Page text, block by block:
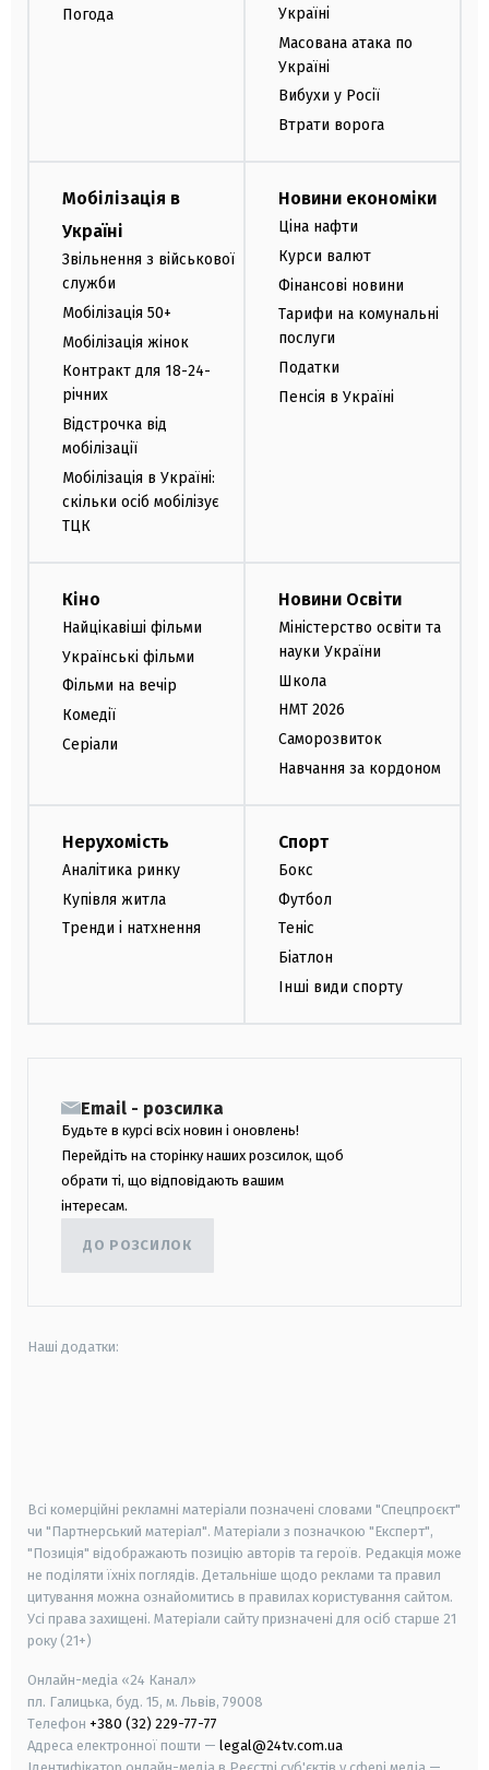
Погода
Україні
Масована атака по
Україні
Вибухи у Росії
Втрати ворога
Мобілізація в
Україні
Звільнення з військової
служби
Мобілізація 50+
Мобілізація жінок
Контракт для 18-24-
річних
Відстрочка від
мобілізації
Мобілізація в Україні:
скільки осіб мобілізує
ТЦК
Новини економіки
Ціна нафти
Курси валют
Фінансові новини
Тарифи на комунальні
послуги
Податки
Пенсія в Україні
Кіно
Найцікавіші фільми
Українські фільми
Фільми на вечір
Комедії
Серіали
Новини Освіти
Міністерство освіти та
науки України
Школа
НМТ 2026
Саморозвиток
Навчання за кордоном
Нерухомість
Аналітика ринку
Купівля житла
Тренди і натхнення
Спорт
Бокс
Футбол
Теніс
Біатлон
Інші види спорту
Email - розсилка
Будьте в курсі всіх новин і оновлень!
Перейдіть на сторінку наших розсилок, щоб
обрати ті, що відповідають вашим
інтересам.
ДО РОЗСИЛОК
Наші додатки:
Всі комерційні рекламні матеріали позначені словами "Спецпроєкт"
чи "Партнерський матеріал". Матеріали з позначкою "Експерт",
"Позиція" відображають позицію авторів та героїв. Редакція може
не поділяти їхніх поглядів. Детальніше щодо реклами та правил
цитування можна ознайомитись в правилах користування сайтом.
Усі права захищені. Матеріали сайту призначені для осіб старше 21
року (21+)
Онлайн-медіа «24 Канал»
пл. Галицька, буд. 15, м. Львів, 79008
Телефон +380 (32) 229-77-77
Адреса електронної пошти — legal@24tv.com.ua